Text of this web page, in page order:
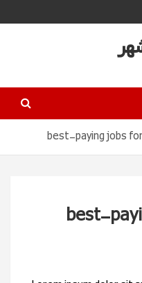
10 best-